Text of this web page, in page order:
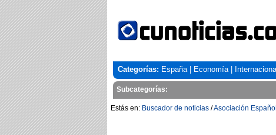
Categorías: España| Economía|
Subcategorías:
Estás en: Buscador de noticias /Asociación